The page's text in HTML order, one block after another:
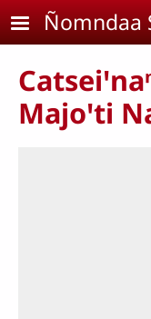
Pasar alÑomndaa
Majoꞌti